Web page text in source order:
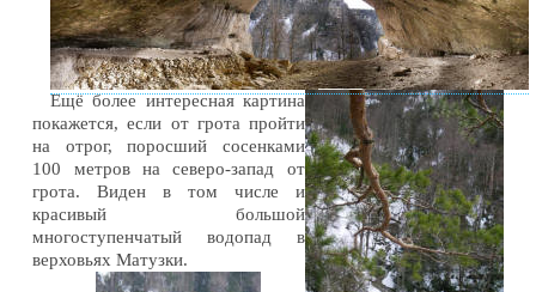
Ещё более интересная картина
покажется, если от грота пройти
на отрог, поросший сосенками
100 метров на северо-запад от
грота. Виден в том числе и
красивый большой
многоступенчатый водопад в
верховьях Матузки.